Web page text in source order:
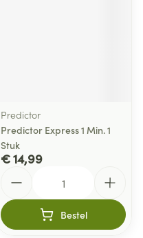
Predictor
Predictor Express 1 Min. 1
Stuk
€ 14,99
Bestel